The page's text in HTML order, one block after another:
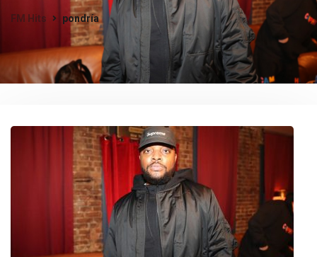
FM Hits pondría